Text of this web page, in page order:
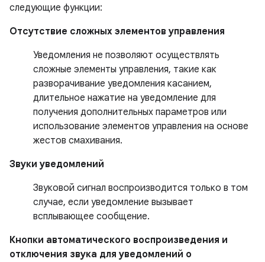
следующие функции:
Отсутствие сложных элементов управления
Уведомления не позволяют осуществлять
сложные элементы управления, такие как
разворачивание уведомления касанием,
длительное нажатие на уведомление для
получения дополнительных параметров или
использование элементов управления на основе
жестов смахивания.
Звуки уведомлений
Звуковой сигнал воспроизводится только в том
случае, если уведомление вызывает
всплывающее сообщение.
Кнопки автоматического воспроизведения и
отключения звука для уведомлений о